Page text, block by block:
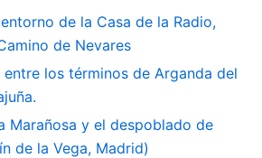
de la Casa de la Radio,
de Nevares
los términos de Arganda del
Marañosa y el despoblado de
de la Vega, Madrid)